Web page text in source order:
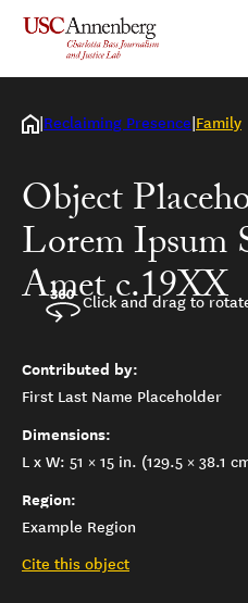
Reclaiming Presence Family
Object
Lorem Ipsum
Amet c.19XX
Click and drag to
Contributed by:
First Last Name Placeholder
Dimensions:
L x W: 51 × 15 in. (129.5 × 38.1
Region:
Example Region
Cite this object